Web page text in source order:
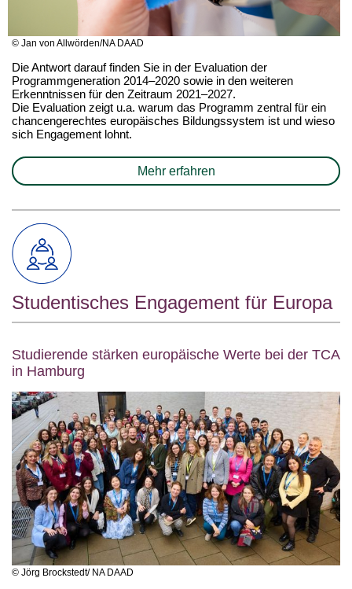
© Jan von Allwörden/NA DAAD
Die Antwort darauf finden Sie in der Evaluation der
Programmgeneration 2014–2020 sowie in den weiteren
Erkenntnissen für den Zeitraum 2021–2027.
Die Evaluation zeigt u.a. warum das Programm zentral für ein
chancengerechtes europäisches Bildungssystem ist und wieso
sich Engagement lohnt.
Mehr erfahren
Studentisches Engagement für Europa
Studierende stärken europäische Werte bei der TCA
in Hamburg
© Jörg Brockstedt/ NA DAAD